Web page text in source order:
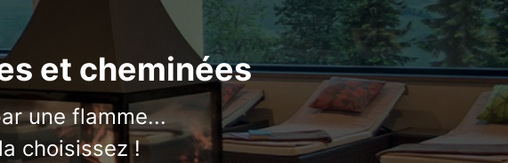
et cheminées
une flamme...
choisissez !